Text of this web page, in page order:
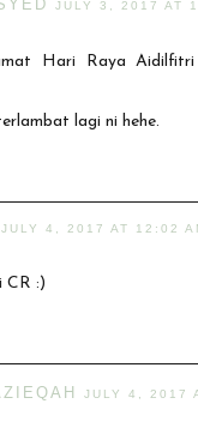
JULY 3, 2017 AT
Hari Raya
lagi ni hehe.
JULY 4, 2017 AT 12:02
CR :)
JULY 4, 2017